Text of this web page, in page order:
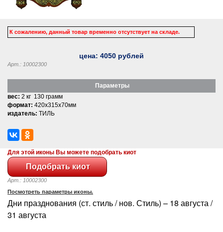
К сожалению, данный товар временно отсутствует на складе.
цена: 4050 рублей
Арт.: 10002300
Параметры
вес: 2 кг 130 грамм
формат: 420x315x70мм
издатель: ТИЛЬ
Для этой иконы Вы можете подобрать киот
Арт.: 10002300
Посмотреть параметры иконы.
Дни празднования (ст. стиль / нов. Стиль) – 18 августа /
31 августа